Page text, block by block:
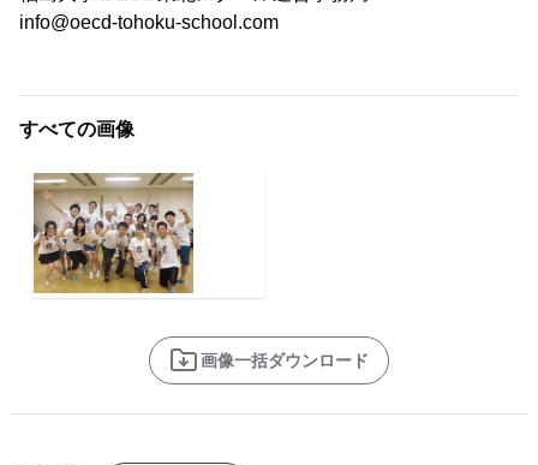
info@oecd-tohoku-school.com
すべての画像
画像一括ダウンロード